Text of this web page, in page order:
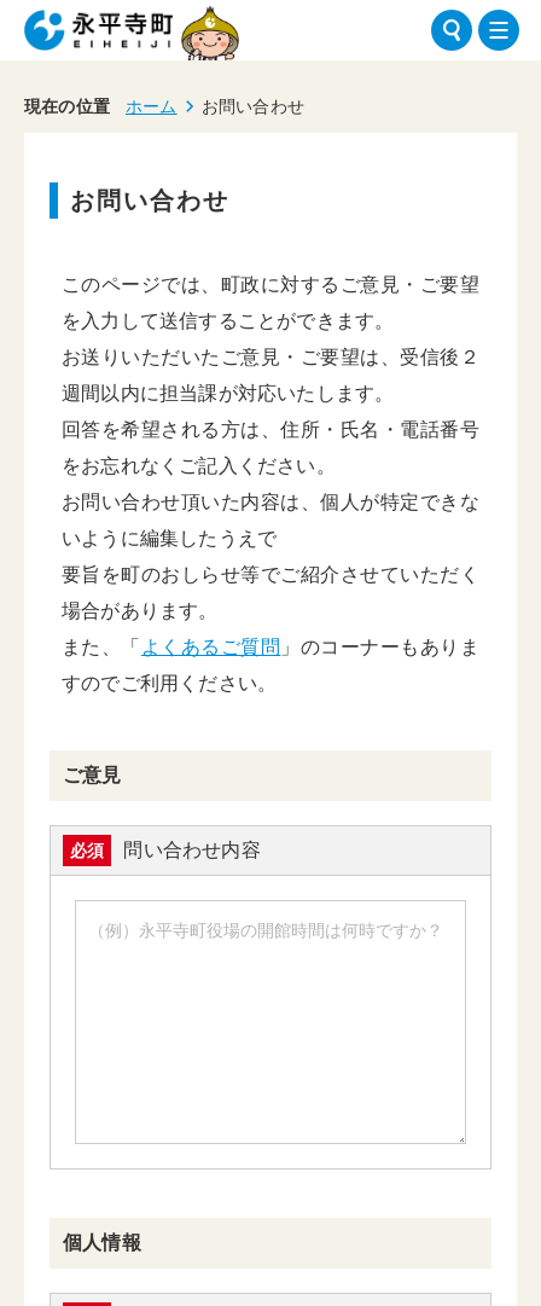
現在の位置 ホーム お問い合わせ
お問い合わせ
このページでは、町政に対するご意見・ご要望
を入力して送信することができます。
お送りいただいたご意見・ご要望は、受信後２
週間以内に担当課が対応いたします。
回答を希望される方は、住所・氏名・電話番号
をお忘れなくご記入ください。
お問い合わせ頂いた内容は、個人が特定できな
いように編集したうえで
要旨を町のおしらせ等でご紹介させていただく
場合があります。
また、「 よくあるご質問 」のコーナーもありま
すのでご利用ください。
ご意見
必須 問い合わせ内容
個人情報